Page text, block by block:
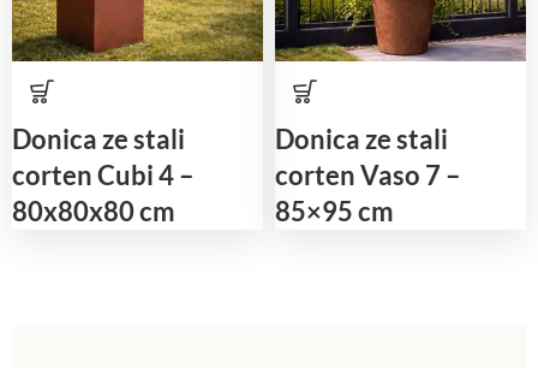
Donica ze stali
corten Cubi 4 –
80x80x80 cm
Donica ze stali
corten Vaso 7 –
85×95 cm